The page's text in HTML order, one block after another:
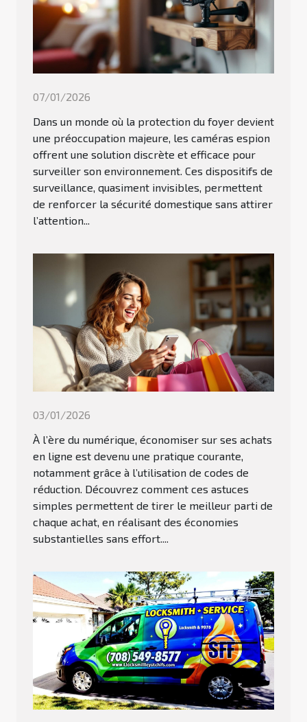
07/01/2026
Dans un monde où la protection du foyer devient
une préoccupation majeure, les caméras espion
offrent une solution discrète et efficace pour
surveiller son environnement. Ces dispositifs de
surveillance, quasiment invisibles, permettent
de renforcer la sécurité domestique sans attirer
l’attention...
03/01/2026
À l’ère du numérique, économiser sur ses achats
en ligne est devenu une pratique courante,
notamment grâce à l’utilisation de codes de
réduction. Découvrez comment ces astuces
simples permettent de tirer le meilleur parti de
chaque achat, en réalisant des économies
substantielles sans effort....